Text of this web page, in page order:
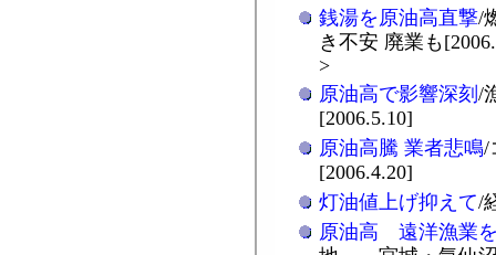
銭湯を原油高直撃/
き不安 廃業も
>
原油高で影響深刻 /
[2006.5.10]
原油高騰 業者悲鳴/
[2006.4.20]
灯油値上げ抑えて/
原油高 遠洋漁業